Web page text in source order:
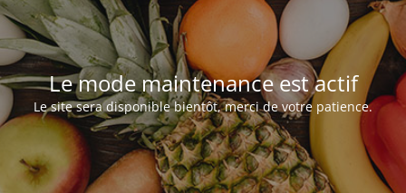
Le mode maintenance est actif
Le site sera disponible bientôt, merci de votre patience.